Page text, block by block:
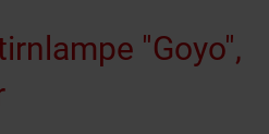
"Goyo",
(Produkt aktuell